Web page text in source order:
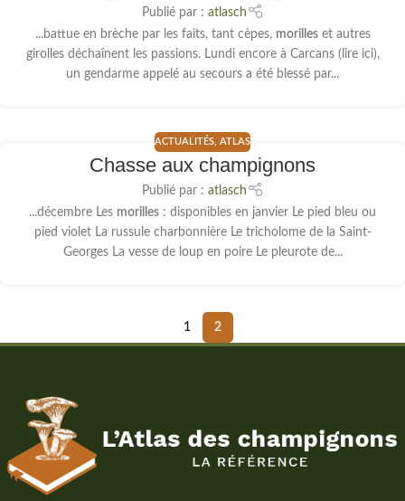
Publié par : atlasch
...battue en brèche par les faits, tant cèpes, morilleset autres
girolles déchaînent les passions. Lundi encore à Carcans (lire ici),
un gendarme appelé au secours a été blessé par...
ACTUALITÉS ATLAS
Chasse aux champignons
Publié par : atlasch
...décembre Les morilles : disponibles en janvier Le pied bleu ou
pied violet La russule charbonnière Le tricholome de la Saint-
Georges La vesse de loup en poire Le pleurote de...
1 2